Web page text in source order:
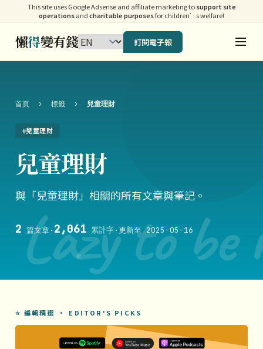
This site uses Google Adsense and affiliate marketing tosupport site
operationsandcharitable purposesfor children’s welfare!
懶得變有錢 訂閱電子報
Lazy to be
首頁 › 標籤 › 兒童理財
#兒童理財
兒童理財
與「兒童理財」相關的所有文章與筆記。
2 篇文章· 2,061累計字·更新至 2025-05-16
⭐ 編輯精選 · EDITOR'S PICKS